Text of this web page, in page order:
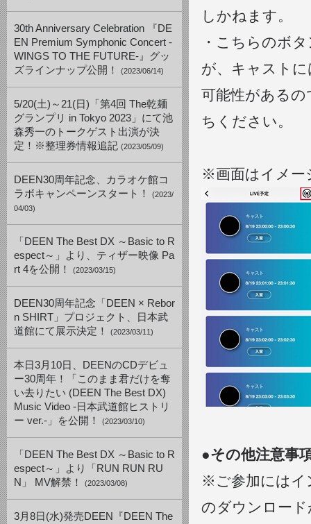
30th Anniversary Celebration 『DE
EN Premium Symphonic Concert -
WINGS TO THE FUTURE-』グッ
ズラインナップ公開！
(2023/06/14)
5/20(土)～21(日)「第4回 The乾麺
グランプリ in Tokyo 2023」にて池
森秀一のトークゲスト出演が決
定！※整理券情報追記 (2023/05/09)
DEEN30周年記念、カラオケ館コ
ラボキャンペーンスタート！
(2023/
04/03)
「DEEN The Best DX ～Basic to R
espect～」より、ティザー映像 Pa
rt 4を公開！
(2023/03/15)
DEEN30周年記念「DEEN × Rebor
n SHIRT」プロジェクト、日本武
道館にて展示決定！
(2023/03/11)
本日3月10日、DEENのCDデビュ
ー30周年！「このまま君だけを奪
い去りたい (DEEN The Best DX)
Music Video -日本武道館ヒストリ
ー ver.-」を公開！
(2023/03/10)
「DEEN The Best DX ～Basic to R
espect～」より「RUN RUN RU
N」 MV解禁！
(2023/03/08)
3月8日(水)発売DEEN『DEEN The
しかねます。
・こちらのボ
が、キャスト
可能性があるの
ちください。
※画面はイメー
●その他注意事
※ご参加にはイ
のダウンロー